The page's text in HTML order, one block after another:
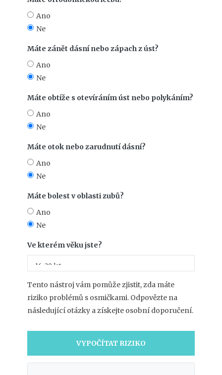
Tento nástroj vám pomůže zjistit, zda máte
riziko problémů s osmičkami. Odpovězte na
následující otázky a získejte osobní doporučení.
Ve kterém věku jste?
Máte bolest v oblasti zubů?
Ano
Ne
Máte otok nebo zarudnutí dásní?
Ano
Ne
Máte obtíže s otevíráním úst nebo polykáním?
Ano
Ne
Máte zánět dásní nebo zápach z úst?
Ano
Ne
Ano
Ne
VYPOČÍTAT RIZIKO